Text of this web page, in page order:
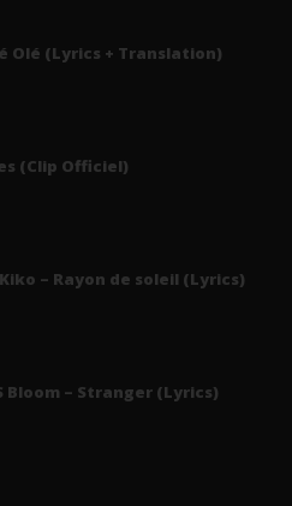
Olé (Lyrics + Translation)
(Clip Officiel)
– Rayon de soleil (Lyrics)
Bloom – Stranger (Lyrics)